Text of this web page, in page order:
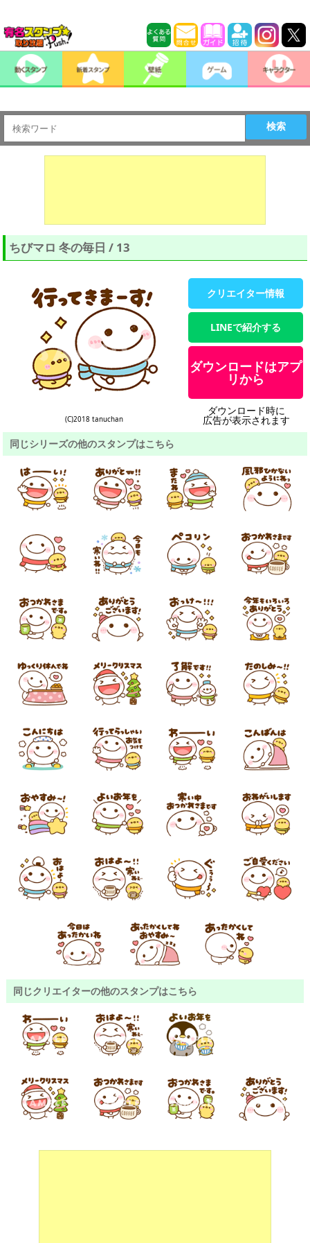
検索
ちびマロ 冬の毎日 / 13
(C)2018 tanuchan
クリエイター情報
LINEで紹介する
ダウンロードはアプ
リから
ダウンロード時に
広告が表示されます
同じシリーズの他のスタンプはこちら
同じクリエイターの他のスタンプはこちら